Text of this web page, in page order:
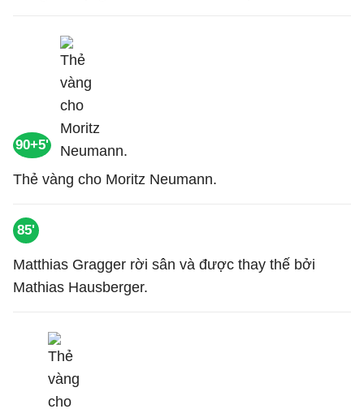
90+5'
Thẻ vàng cho Moritz Neumann.
85'
Matthias Gragger rời sân và được thay thế bởi
Mathias Hausberger.